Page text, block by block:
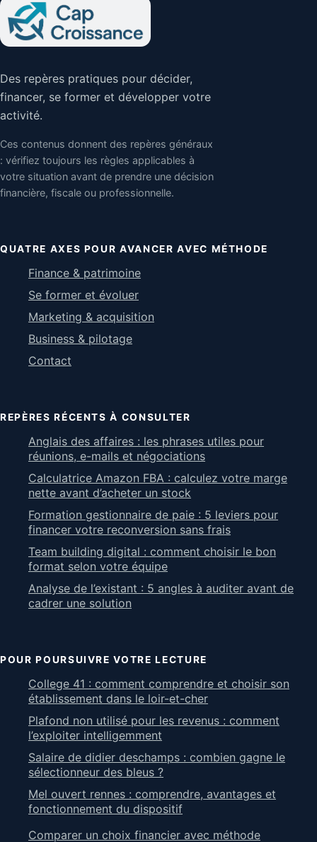
Des repères pratiques pour décider,
financer, se former et développer votre
activité.
Ces contenus donnent des repères généraux
: vérifiez toujours les règles applicables à
votre situation avant de prendre une décision
financière, fiscale ou professionnelle.
QUATRE AXES POUR AVANCER AVEC MÉTHODE
Finance & patrimoine
Se former et évoluer
Marketing & acquisition
Business & pilotage
Contact
REPÈRES RÉCENTS À CONSULTER
Anglais des affaires : les phrases utiles pour
réunions, e-mails et négociations
Calculatrice Amazon FBA : calculez votre marge
nette avant d’acheter un stock
Formation gestionnaire de paie : 5 leviers pour
financer votre reconversion sans frais
Team building digital : comment choisir le bon
format selon votre équipe
Analyse de l’existant : 5 angles à auditer avant de
cadrer une solution
POUR POURSUIVRE VOTRE LECTURE
College 41 : comment comprendre et choisir son
établissement dans le loir-et-cher
Plafond non utilisé pour les revenus : comment
l’exploiter intelligemment
Salaire de didier deschamps : combien gagne le
sélectionneur des bleus ?
Mel ouvert rennes : comprendre, avantages et
fonctionnement du dispositif
Comparer un choix financier avec méthode